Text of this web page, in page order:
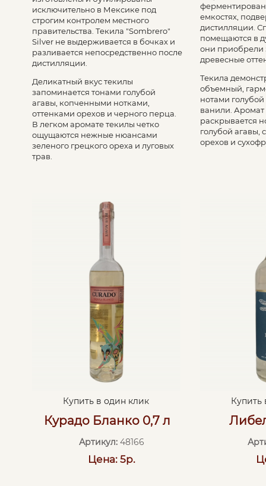
исключительно в Мексике под
строгим контролем местного
правительства. Текила "Sombrero"
Silver не выдерживается в бочках и
разливается непосредственно после
дистилляции.
Деликатный вкус текилы
запоминается тонами голубой
агавы, копченными нотками,
оттенками орехов и черного перца.
В легком аромате текилы четко
ощущаются нежные нюансами
зеленого грецкого ореха и луговых
трав.
емкостях,
дистилляции.
помещаются в
они приобрели
древесные
Текила
объемный,
нотами
ванили. Аромат
раскрывается
голубой агавы,
орехов и
Купить в один клик
Курадо Бланко 0,7 л
Артикул: 48166
Цена: 5р.
Купить